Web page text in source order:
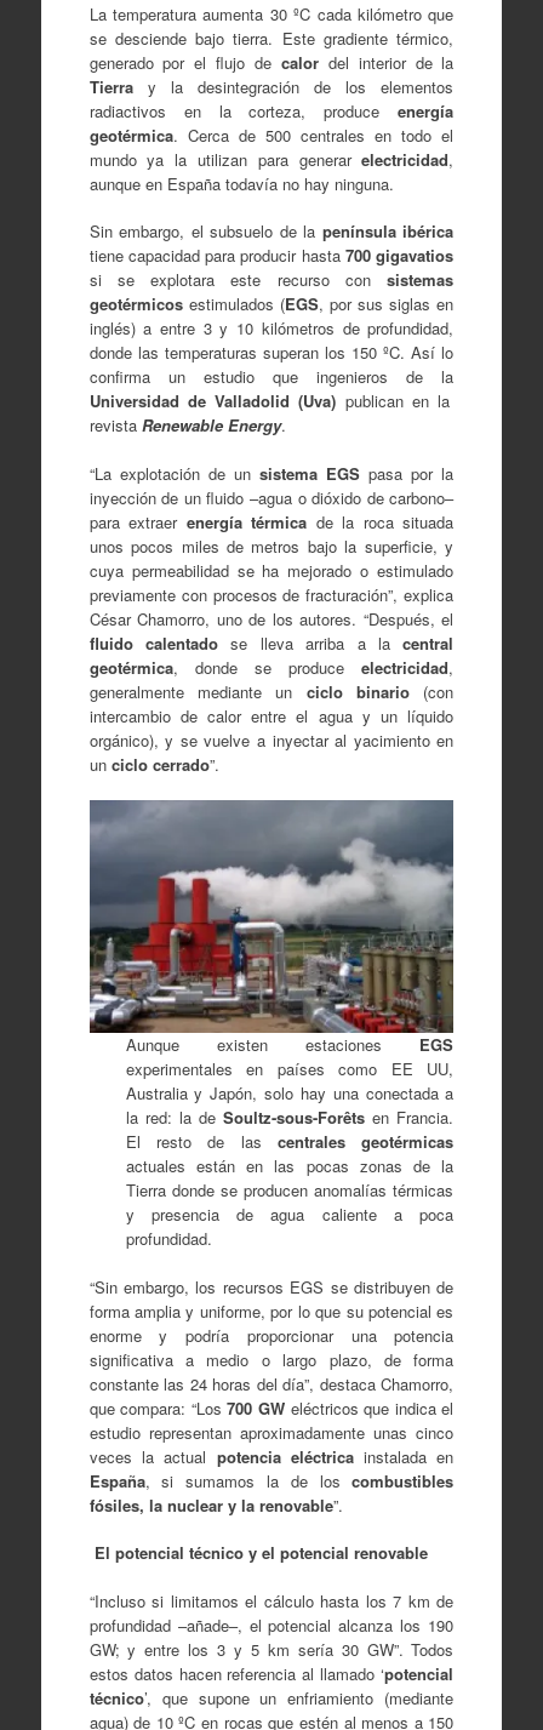
La temperatura aumenta 30 ºC cada kilómetro que
se desciende bajo tierra. Este gradiente térmico,
generado por el flujo de calordel interior de la
Tierra y la desintegración de los elementos
radiactivos en la corteza, produceenergía
geotérmica. Cerca de 500 centrales en todo el
mundo ya la utilizan para generarelectricidad,
aunque en España todavía no hay ninguna.
Sin embargo, el subsuelo de la península ibérica
tiene capacidad para producir hasta700 gigavatios
si se explotara este recurso consistemas
geotérmicosestimulados (EGS, por sus siglas en
inglés) a entre 3 y 10 kilómetros de profundidad,
donde las temperaturas superan los 150 ºC. Así lo
confirma un estudio que ingenieros de la
Universidad de Valladolid (Uva) publican en la
revista Renewable Energy.
“La explotación de un sistema EGS pasa por la
inyección de un fluido –agua o dióxido de carbono–
para extraer energía térmica de la roca situada
unos pocos miles de metros bajo la superficie, y
cuya permeabilidad se ha mejorado o estimulado
previamente con procesos de fracturación”, explica
César Chamorro, uno de los autores. “Después, el
fluido calentado se lleva arriba a lacentral
geotérmica, donde se produceelectricidad,
generalmente mediante un ciclo binario (con
intercambio de calor entre el agua y un líquido
orgánico), y se vuelve a inyectar al yacimiento en
un ciclo cerrado”.
Aunque existen estaciones EGS
experimentales en países como EE UU,
Australia y Japón, solo hay una conectada a
la red: la deSoultz-sous-Forêts en Francia.
El resto de lascentrales geotérmicas
actuales están en las pocas zonas de la
Tierra donde se producen anomalías térmicas
y presencia de agua caliente a poca
profundidad.
“Sin embargo, los recursos EGS se distribuyen de
forma amplia y uniforme, por lo que su potencial es
enorme y podría proporcionar una potencia
significativa a medio o largo plazo, de forma
constante las 24 horas del día”, destaca Chamorro,
que compara: “Los700 GW eléctricos que indica el
estudio representan aproximadamente unas cinco
veces la actual potencia eléctricainstalada en
España, si sumamos la de loscombustibles
fósiles, la nuclear y la renovable”.
El potencial técnico y el potencial renovable
“Incluso si limitamos el cálculo hasta los 7 km de
profundidad –añade–, el potencial alcanza los 190
GW; y entre los 3 y 5 km sería 30 GW”. Todos
estos datos hacen referencia al llamado ‘potencial
técnico’, que supone un enfriamiento (mediante
agua) de 10 ºC en rocas que estén al menos a 150